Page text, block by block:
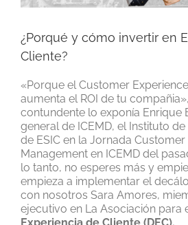
¿Porqué y cómo invertir en
Cliente?
«Porque el Customer
aumenta el ROI de tu
contundente lo exponía Enrique
general de ICEMD, el Instituto
de ESIC en la Jornada
Management en ICEMD del
lo tanto, no esperes más y
empieza a implementar el
con nosotros Sara Amores,
ejecutivo en La Asociación para